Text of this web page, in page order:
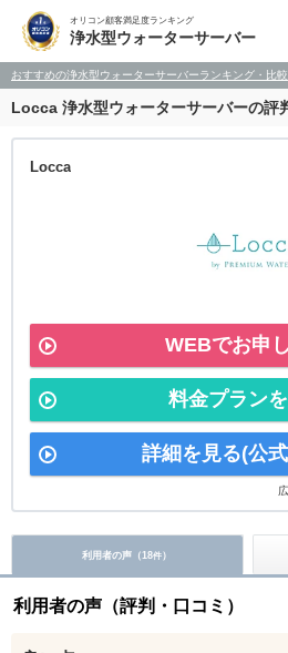
オリコン顧客満足度ランキング
浄水型ウォーターサーバー
おすすめの浄水型ウォーターサーバーランキング・比較
Locca 浄水型ウォーターサーバーの評
Locca
WEBでお申
料金プラン
詳細を見る(公
利用者の声（18件）
利用者の声（評判・口コミ）